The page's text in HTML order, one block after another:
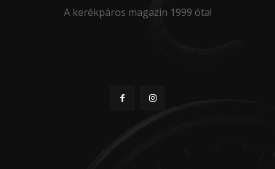
A kerékpáros magazin 1999 óta!